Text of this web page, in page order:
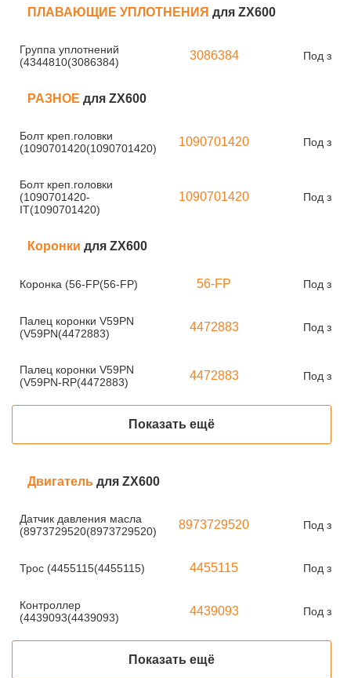
ПЛАВАЮЩИЕ УПЛОТНЕНИЯ для ZX600
Группа уплотнений
(4344810(3086384)
3086384 Под
РАЗНОЕ для ZX600
Болт креп.головки
(1090701420(1090701420)
1090701420 Под
Болт креп.головки
(1090701420-
IT(1090701420)
1090701420 Под
Коронки для ZX600
Коронка (56-FP(56-FP) 56-FP Под
Палец коронки V59PN
(V59PN(4472883)
4472883 Под
Палец коронки V59PN
(V59PN-RP(4472883)
4472883 Под
Показать ещё
Двигатель для ZX600
Датчик давления масла
(8973729520(8973729520)
8973729520 Под
Трос (4455115(4455115) 4455115 Под
Контроллер
(4439093(4439093)
4439093 Под
Показать ещё